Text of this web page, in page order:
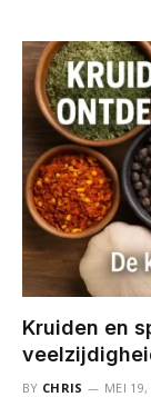
Kruiden en
BY CHRIS MEI